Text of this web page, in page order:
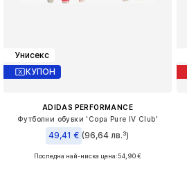
Унисекс
КУПОН
ADIDAS PERFORMANCE
Футболни обувки 'Copa Pure IV Club'
49,41 € (96,64 лв.³)
Предлага се в много размери
Последна най-ниска цена:54,90 €